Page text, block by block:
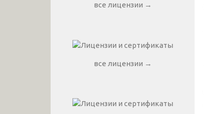
все лицензии →
все лицензии →